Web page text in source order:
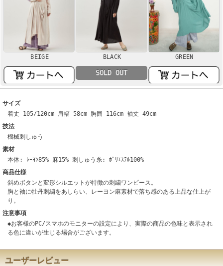
BEIGE BLACK
SOLD OUT
GREEN
サイズ
着丈 105/120cm 肩幅 58cm 胸囲 116cm 袖丈 49cm
技法
機械刺しゅう
素材
本体: ﾚｰﾖﾝ85% 麻15% 刺しゅう糸: ﾎﾟﾘｴｽﾃﾙ100%
商品仕様
斜めボタンと変形シルエットが特徴の刺繍ワンピース。
胸と袖に牡丹刺繍をあしらい、レーヨン麻素材で落ち感のある上品な仕上が
り。
注意事項
◆お客様のPC/スマホのモニターの設定により、実際の商品の色味と表示され
る色に違いが生じる場合がございます。
ユーザーレビュー